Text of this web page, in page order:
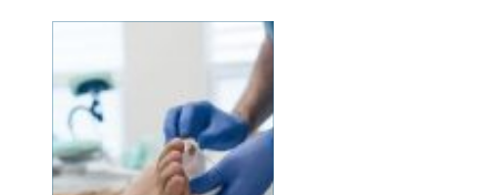
socialtjänst, skola,
omsorg, HVB, öppenvård
eller rättsväsende känner
igen kombinationen av
höga krav, kompl...